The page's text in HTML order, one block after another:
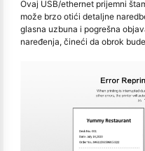
Ovaj USB/ethernet prijemni
može brzo otići detaljne
glasna uzbuna i pogrešna
naređenja, čineći da obrok